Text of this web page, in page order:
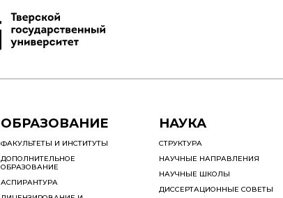
ОБРАЗОВАНИЕ
ФАКУЛЬТЕТЫ И ИНСТИТУТЫ
ДОПОЛНИТЕЛЬНОЕ
ОБРАЗОВАНИЕ
АСПИРАНТУРА
НАУКА
СТРУКТУРА
НАУЧНЫЕ НАПРАВЛЕНИЯ
НАУЧНЫЕ ШКОЛЫ
ДИССЕРТАЦИОННЫЕ СОВЕТЫ